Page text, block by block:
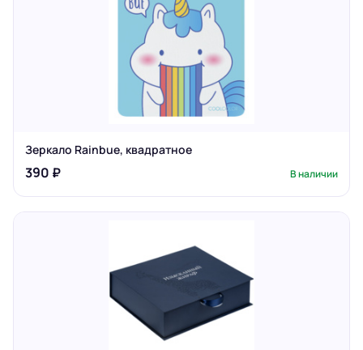
Зеркало Rainbue, квадратное
390 ₽ В наличии